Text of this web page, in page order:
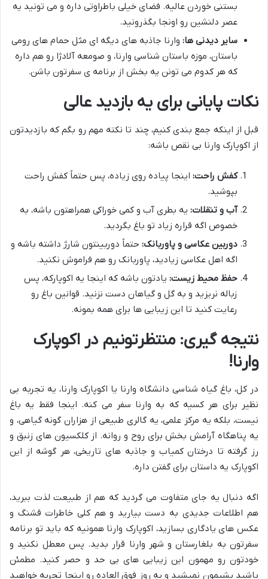
بستنی خوردن عالیه. فضای خیلی باطراوتی داره و می تونید یه
عصر دلنشین رو اونجا بگذرونید.
سایر دیدنی ها: وارنا جاذبه های دیگه ای مثل حمام های رومی
باستان، موزه باستان شناسی وارنا، و صومعه آلادژا رو هم داره
که هر کدوم می تونن یه بخش از برنامه ی سفرتون باشن.
نکات پایانی برای یه بازدید عالی
قبل از اینکه جمع بندی کنیم، چند تا نکته مهم رو بگم که بازدیدتون
از اکوپارک وارنا بی نقص باشه:
کفش راحت: اینجا پیاده روی زیاده، پس حتماً کفش راحت
بپوشید.
آب و تنقلات: یه بطری آب و کمی خوراکی همراهتون باشه، به
خصوص اگه قراره زیاد تو باغ بگردید.
دوربین عکاسی و پاوربانک: حتماً دوربینتون شارژ داشته باشه و
اگه اهل عکاسی زیادید، پاوربانک رو هم فراموش نکنید.
حفظ محیط زیست: یادتون باشه که اینجا یه اکوپارکه، پس
زباله نریزید و به گل و گیاهان دست نزنید. قوانین باغ رو
رعایت کنید تا این زیبایی ها برای همه بمونه.
نتیجه گیری: منتظرتونیم در اکوپارک
وارنا!
در کل، باغ گیاه شناسی دانشگاه وارنا یا اکوپارک وارنا، یه تجربه بی
نظیر برای هر کسیه که به وارنا سفر می کنه. اینجا فقط یه باغ
نیست، بلکه یه مرکز علمی، یه گالری طبیعی از هزاران گونه گیاهی، و
یه پناهگاه آرامش بخش برای روح و روانه. از کلکسیون های زنبق و
رز گرفته تا درختان کمیاب و جاذبه های تاریخی، هر گوشه از این
اکوپارک یه داستان برای گفتن داره.
اگه دنبال یه جای متفاوت می گردید که هم از طبیعت لذت ببرید،
هم اطلاعات جدیدی به دست بیارید و هم کلی خاطرات قشنگ و
عکس های یادگاری بسازید، اکوپارک وارنا همونیه که باید تو برنامه
سفرتون به بلغارستان و شهر وارنا قرار بدید. پس معطل نکنید و
خودتون رو مهمون این زیبایی های بی حد و حصر کنید. مطمئن
باشید پشیمون نمیشید و یه روز فوق العاده رو اینجا تجربه خواهید